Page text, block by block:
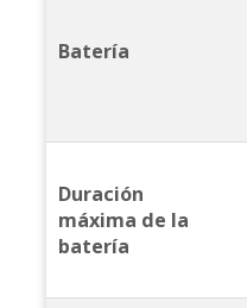
Batería
Duración
máxima de la
batería